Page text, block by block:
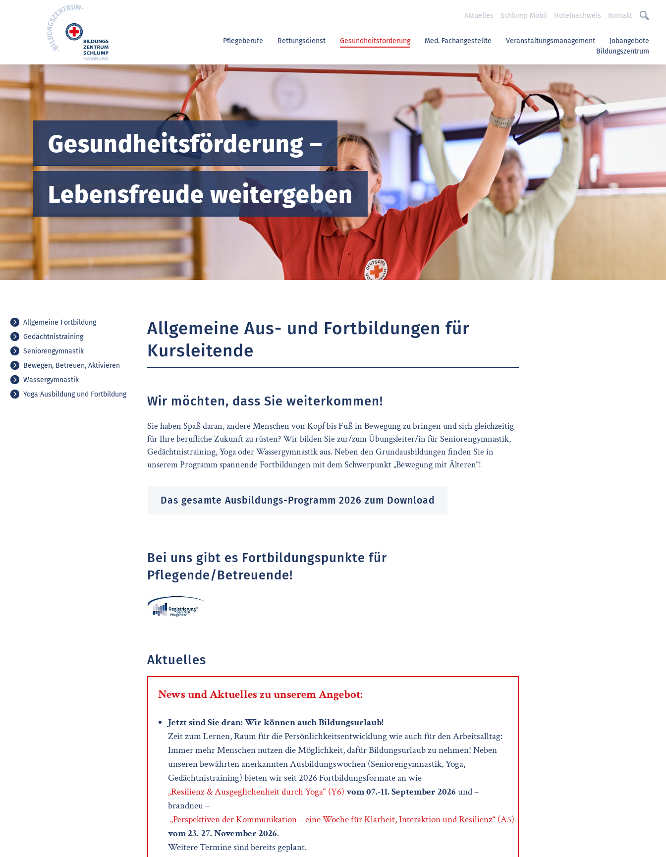
Aktuelles Schlump Mobil Hotelnachweis Kontakt
Pflegeberufe Rettungsdienst Gesundheitsförderung Med. Fachangestellte Veranstaltungsmanagement
Jobangebote
Bildungszentrum
Gesundheitsförderung –
Lebensfreude weitergeben
Allgemeine Fortbildung
Gedächtnistraining
Seniorengymnastik
Bewegen, Betreuen, Aktivieren
Wassergymnastik
Yoga Ausbildung und Fortbildung
Allgemeine Aus- und Fortbildungen für
Kursleitende
Wir möchten, dass Sie weiterkommen!
Sie haben Spaß daran, andere Menschen von Kopf bis Fuß in Bewegung zu bringen und sich gleichzeitig
für Ihre berufliche Zukunft zu rüsten? Wir bilden Sie zur/zum Übungsleiter/in für Seniorengymnastik,
Gedächtnistraining, Yoga oder Wassergymnastik aus. Neben den Grundausbildungen finden Sie in
unserem Programm spannende Fortbildungen mit dem Schwerpunkt „Bewegung mit Älteren“!
Das gesamte Ausbildungs-Programm 2026 zum Download
Bei uns gibt es Fortbildungspunkte für
Pflegende/Betreuende!
Aktuelles
News und Aktuelles zu unserem Angebot:
Jetzt sind Sie dran: Wir können auch Bildungsurlaub!
Zeit zum Lernen, Raum für die Persönlichkeitsentwicklung wie auch für den Arbeitsalltag:
Immer mehr Menschen nutzen die Möglichkeit, dafür Bildungsurlaub zu nehmen! Neben
unseren bewährten anerkannten Ausbildungswochen (Seniorengymnastik, Yoga,
Gedächtnistraining) bieten wir seit 2026 Fortbildungsformate an wie
„Resilienz & Ausgeglichenheit durch Yoga“ (Y6) vom 07.-11. September 2026 und –
brandneu –
„Perspektiven der Kommunikation – eine Woche für Klarheit, Interaktion und Resilienz“ (A5)
vom 23.-27. November 2026.
Weitere Termine sind bereits geplant.